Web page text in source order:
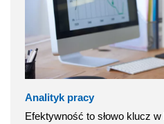
Analityk pracy
Efektywność to słowo klucz